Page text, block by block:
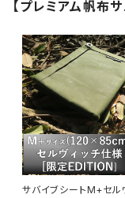
【プレミアム帆布サ
サバイブシートM+セル